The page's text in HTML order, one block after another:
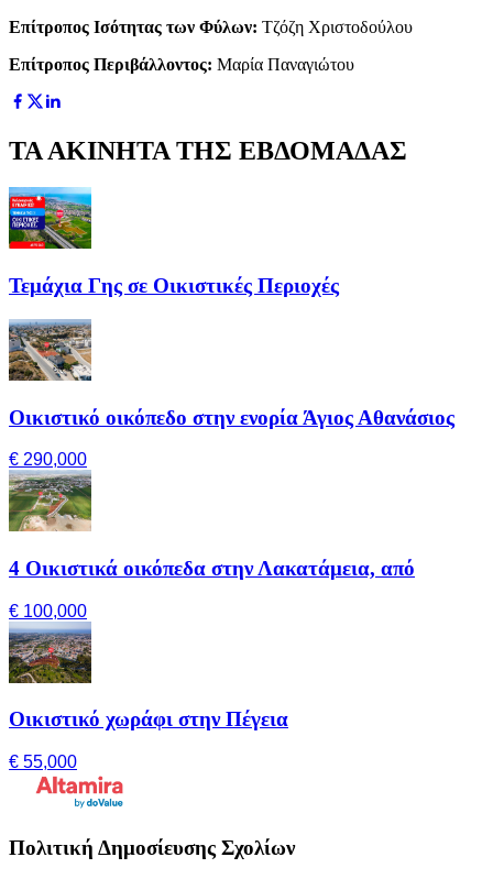
Επίτροπος Ισότητας των Φύλων: Τζόζη Χριστοδούλου
Επίτροπος Περιβάλλοντος: Μαρία Παναγιώτου
ΤΑ ΑΚΙΝΗΤΑ ΤΗΣ ΕΒΔΟΜΑΔΑΣ
Τεμάχια Γης σε Οικιστικές Περιοχές
Οικιστικό οικόπεδο στην ενορία Άγιος Αθανάσιος
€ 290,000
4 Οικιστικά οικόπεδα στην Λακατάμεια, από
€ 100,000
Οικιστικό χωράφι στην Πέγεια
€ 55,000
Πολιτική Δημοσίευσης Σχολίων